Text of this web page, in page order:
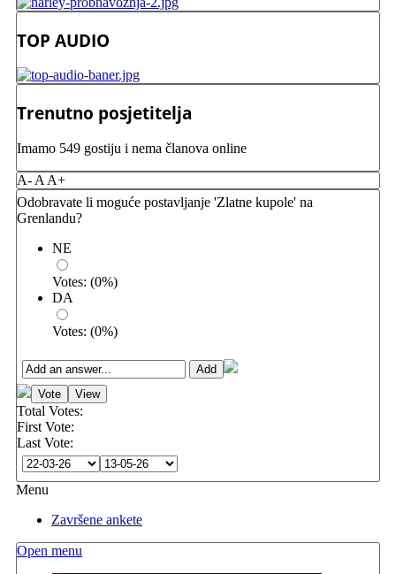
TOP AUDIO
Trenutno posjetitelja
Imamo 549 gostiju i nema članova online
A- A A+
Odobravate li moguće postavljanje 'Zlatne kupole' na
Grenlandu?
NE
Votes: (0%)
DA
Votes: (0%)
Total Votes:
First Vote:
Last Vote:
Menu
Završene ankete
Open menu